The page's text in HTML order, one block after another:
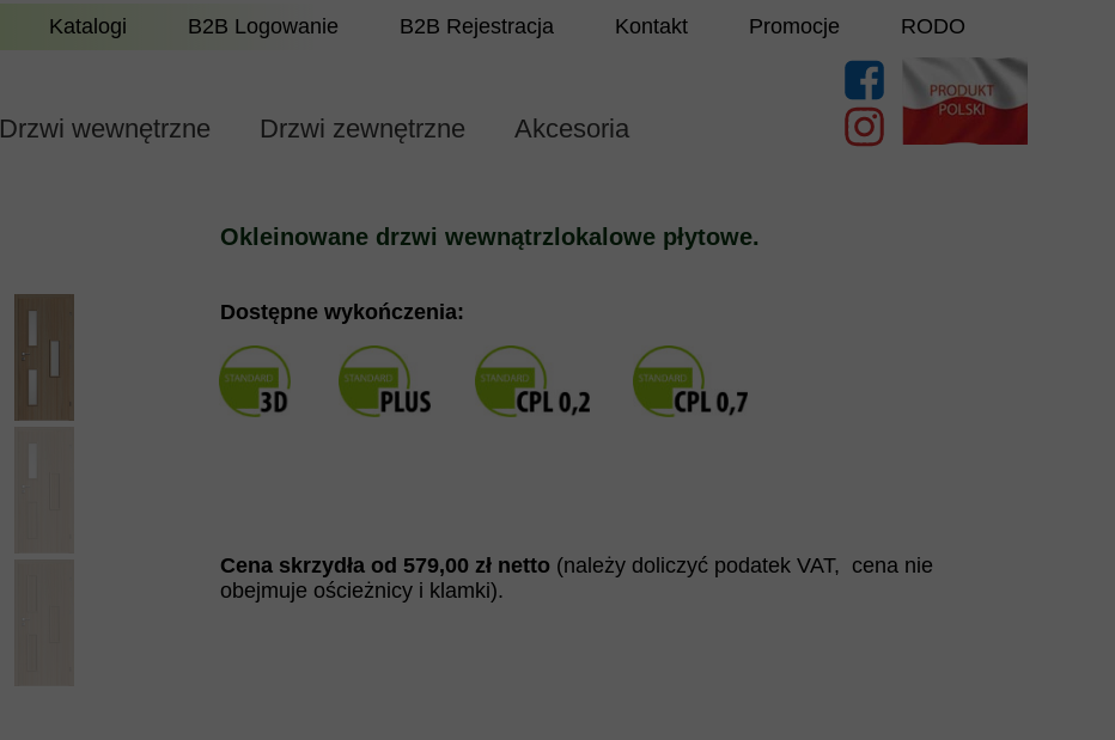
Drzwi wewnętrzne Drzwi zewnętrzne Akcesoria
Katalogi B2B Logowanie B2B Rejestracja Kontakt Promocje RODO
Dostępne wykończenia:
Cena skrzydła od 579,00 zł netto (należy doliczyć podatek VAT, cena nie
obejmuje ościeżnicy i klamki).
Okleinowane drzwi wewnątrzlokalowe płytowe.